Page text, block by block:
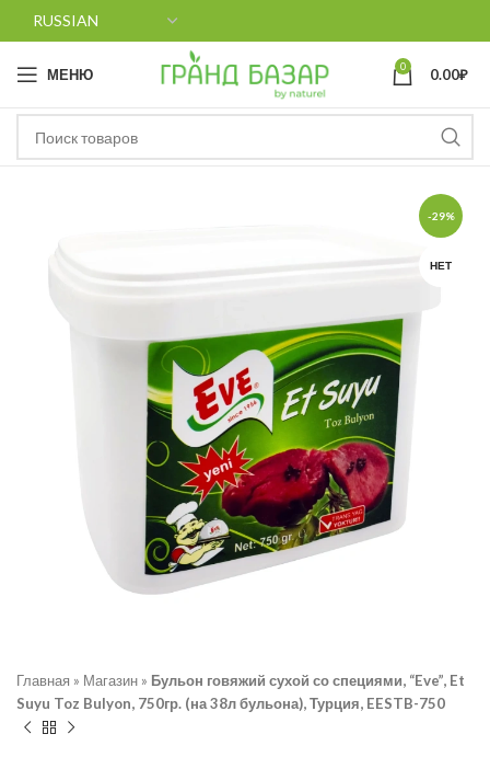
МЕНЮ 0 0.00₽
-29%
НЕТ
Главная » Магазин » Бульон говяжий сухой со специями, “Eve”, Et
Suyu Toz Bulyon, 750гр. (на 38л бульона), Турция, EESTB-750